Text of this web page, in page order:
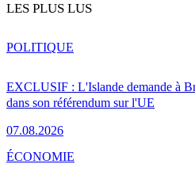
LES PLUS LUS
EXCLUSIF : L'Islande demande à
dans son référendum sur l'UE
07.08.2026
POLITIQUE
ÉCONOMIE